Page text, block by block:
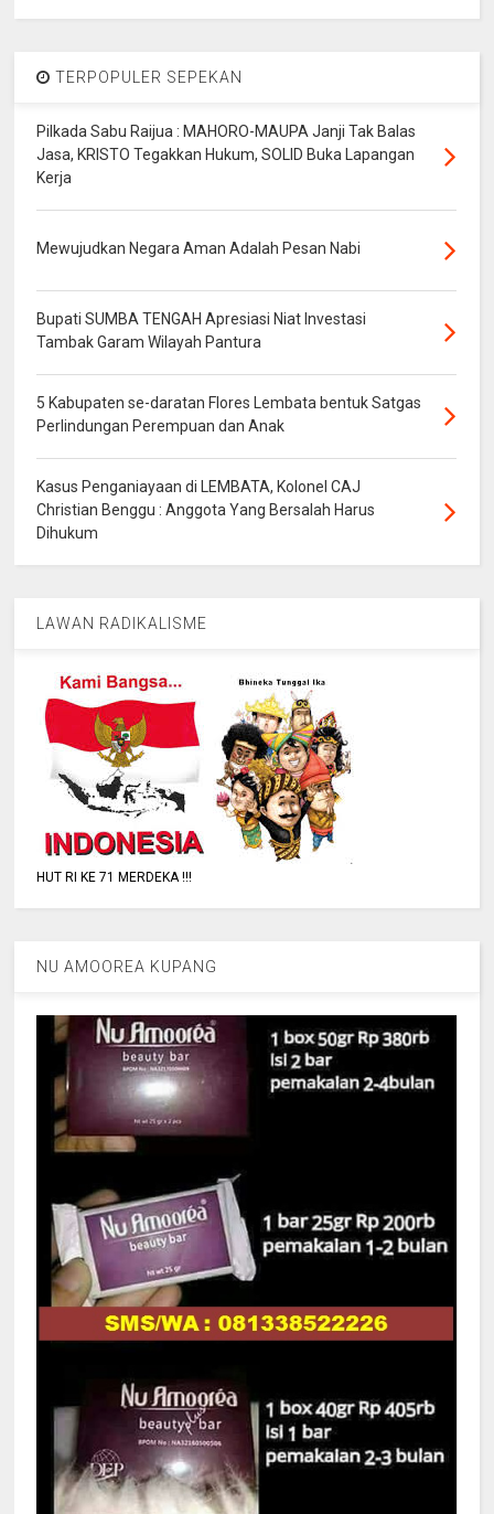
TERPOPULER SEPEKAN
Pilkada Sabu Raijua : MAHORO-MAUPA Janji Tak Balas
Jasa, KRISTO Tegakkan Hukum, SOLID Buka Lapangan
Kerja
Mewujudkan Negara Aman Adalah Pesan Nabi
Bupati SUMBA TENGAH Apresiasi Niat Investasi
Tambak Garam Wilayah Pantura
5 Kabupaten se-daratan Flores Lembata bentuk Satgas
Perlindungan Perempuan dan Anak
Kasus Penganiayaan di LEMBATA, Kolonel CAJ
Christian Benggu : Anggota Yang Bersalah Harus
Dihukum
LAWAN RADIKALISME
HUT RI KE 71 MERDEKA !!!
NU AMOOREA KUPANG